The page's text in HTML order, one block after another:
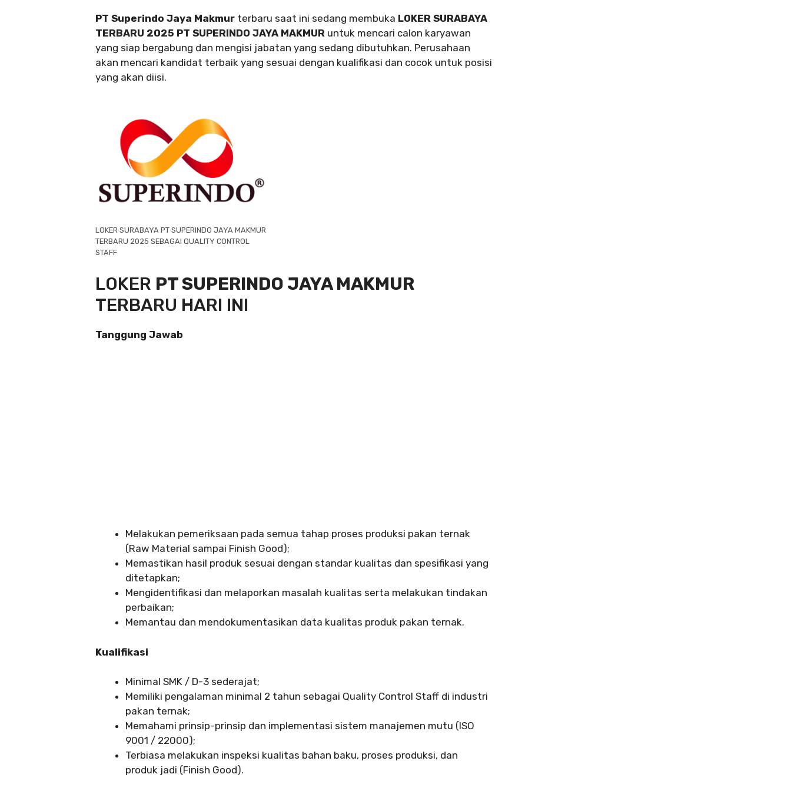
PT Superindo Jaya Makmur terbaru saat ini sedang membuka LOKER SURABAYA
TERBARU 2025 PT SUPERINDO JAYA MAKMUR untuk mencari calon karyawan
yang siap bergabung dan mengisi jabatan yang sedang dibutuhkan. Perusahaan
akan mencari kandidat terbaik yang sesuai dengan kualifikasi dan cocok untuk posisi
yang akan diisi.
LOKER SURABAYA PT SUPERINDO JAYA MAKMUR
TERBARU 2025 SEBAGAI QUALITY CONTROL
STAFF
LOKER PT SUPERINDO JAYA MAKMUR
TERBARU HARI INI
Tanggung Jawab
Melakukan pemeriksaan pada semua tahap proses produksi pakan ternak
(Raw Material sampai Finish Good);
Memastikan hasil produk sesuai dengan standar kualitas dan spesifikasi yang
ditetapkan;
Mengidentifikasi dan melaporkan masalah kualitas serta melakukan tindakan
perbaikan;
Memantau dan mendokumentasikan data kualitas produk pakan ternak.
Kualifikasi
Minimal SMK / D-3 sederajat;
Memiliki pengalaman minimal 2 tahun sebagai Quality Control Staff di industri
pakan ternak;
Memahami prinsip-prinsip dan implementasi sistem manajemen mutu (ISO
9001 / 22000);
Terbiasa melakukan inspeksi kualitas bahan baku, proses produksi, dan
produk jadi (Finish Good).